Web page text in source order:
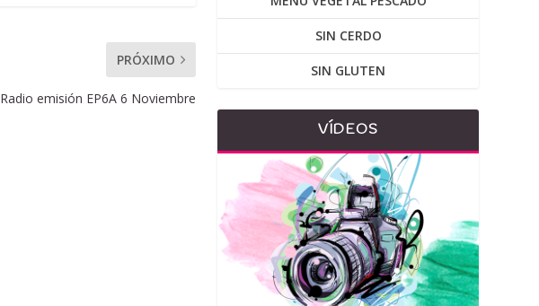
PRÓXIMO
Radio emisión EP6A 6 Noviembre
SIN CERDO
SIN GLUTEN
VÍDEOS